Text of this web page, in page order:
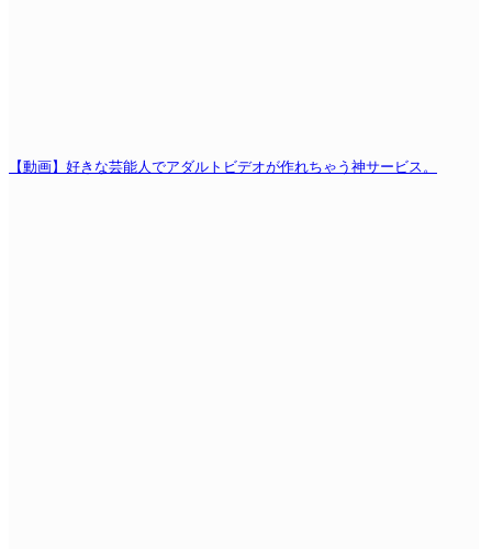
【動画】好きな芸能人でアダルトビデオが作れちゃう神サービス。